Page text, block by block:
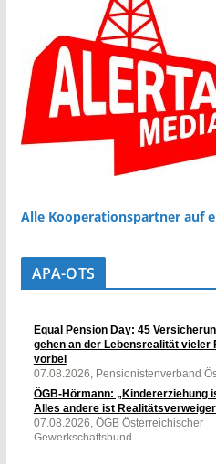
Alle Kooperationspartner auf
APA-OTS